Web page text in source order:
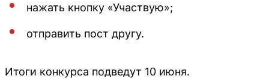
нажать кнопку «Участвую»;
отправить пост другу.
Итоги конкурса подведут 10 июня.